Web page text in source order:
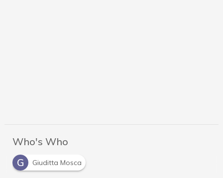
Who's Who
G
Giuditta Mosca